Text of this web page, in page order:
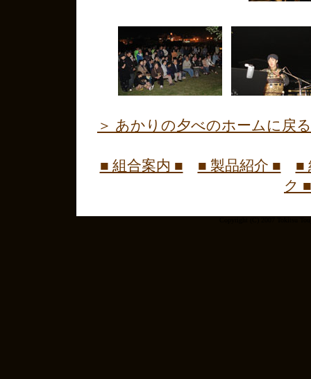
＞ あかりの夕べのホームに戻
■ 組合案内 ■ ■ 製品紹介 ■
■
ク ■